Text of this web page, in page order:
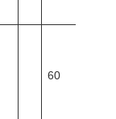
60